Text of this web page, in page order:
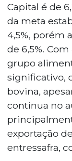
Capital é de
da meta
4,5%, porém
de 6,5%.
grupo
significativo,
bovina,
continua no
exportação
entressafra,